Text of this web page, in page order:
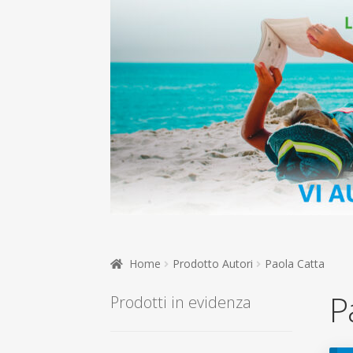
Home Prodotto Autori Paola Catta
Prodotti in evidenza